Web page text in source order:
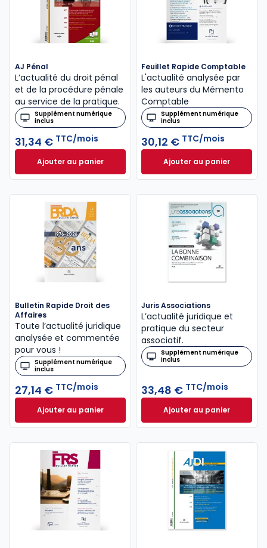
AJ Pénal
L’actualité du droit pénal
et de la procédure pénale
au service de la pratique.
Supplément numérique
inclus
31,34 € TTC/mois
Ajouter au panierAJ Pénal à 31,34 € TTC/mois
Feuillet Rapide Comptable
L'actualité analysée par
les auteurs du Mémento
Comptable
Supplément numérique
inclus
30,12 € TTC/mois
Ajouter au panier
Feuillet Rapide
Bulletin Rapide Droit des
Affaires
Toute l’actualité juridique
analysée et commentée
pour vous !
Supplément numérique
inclus
27,14 € TTC/mois
Ajouter au panierBulletin Rapide Droit des Affaires à 27,14 €
Juris Associations
L’actualité juridique et
pratique du secteur
associatif.
Supplément numérique
inclus
33,48 € TTC/mois
Ajouter au panier
Juris